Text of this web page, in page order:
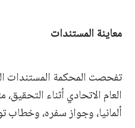
معاينة المستندات
تفحصت المحكمة المستندات
العام الاتحادي أثناء
ألمانيا، وجواز سفره، وخطاب